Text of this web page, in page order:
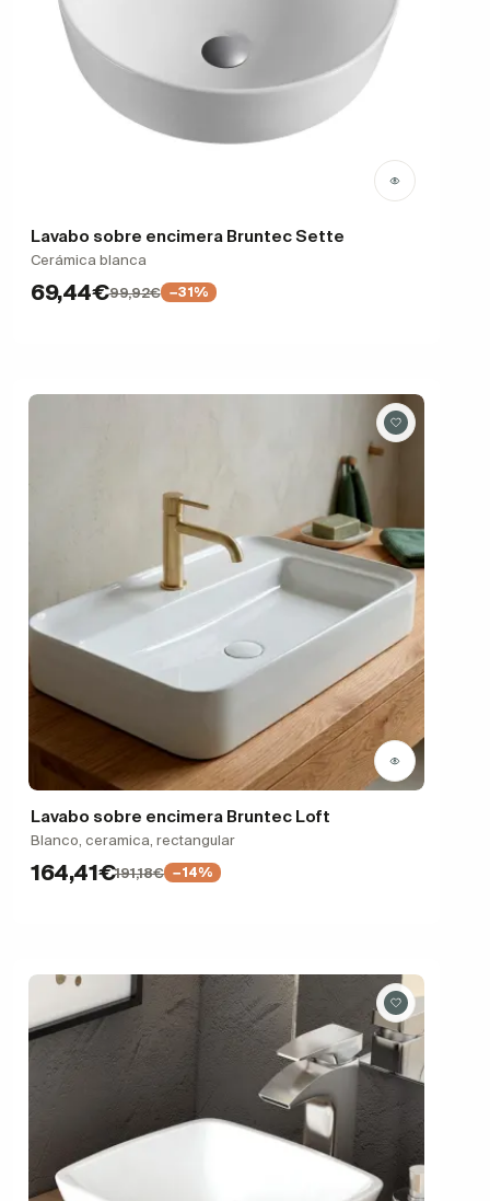
Lavabo sobre encimera Bruntec Sette
Cerámica blanca
69,44€99,92€ −31%
Lavabo sobre encimera Bruntec Loft
Blanco, ceramica, rectangular
164,41€191,18€ −14%